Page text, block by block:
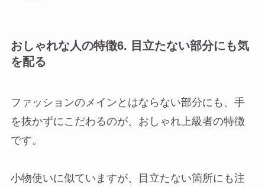
おしゃれな人の特徴6. 目立たない部分にも気
を配る
ファッションのメインとはならない部分にも、手
を抜かずにこだわるのが、おしゃれ上級者の特徴
です。
小物使いに似ていますが、目立たない箇所にも注